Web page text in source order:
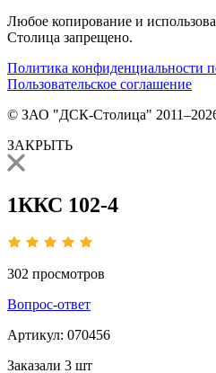
Любое копирование и
Столица запрещено.
Политика конфиденциальности
Пользовательское соглашение
© ЗАО "ДСК-Столица"
ЗАКРЫТЬ
1ККС 102-4
302 просмотров
Вопрос-ответ
Артикул: 070456
Заказали 3 шт